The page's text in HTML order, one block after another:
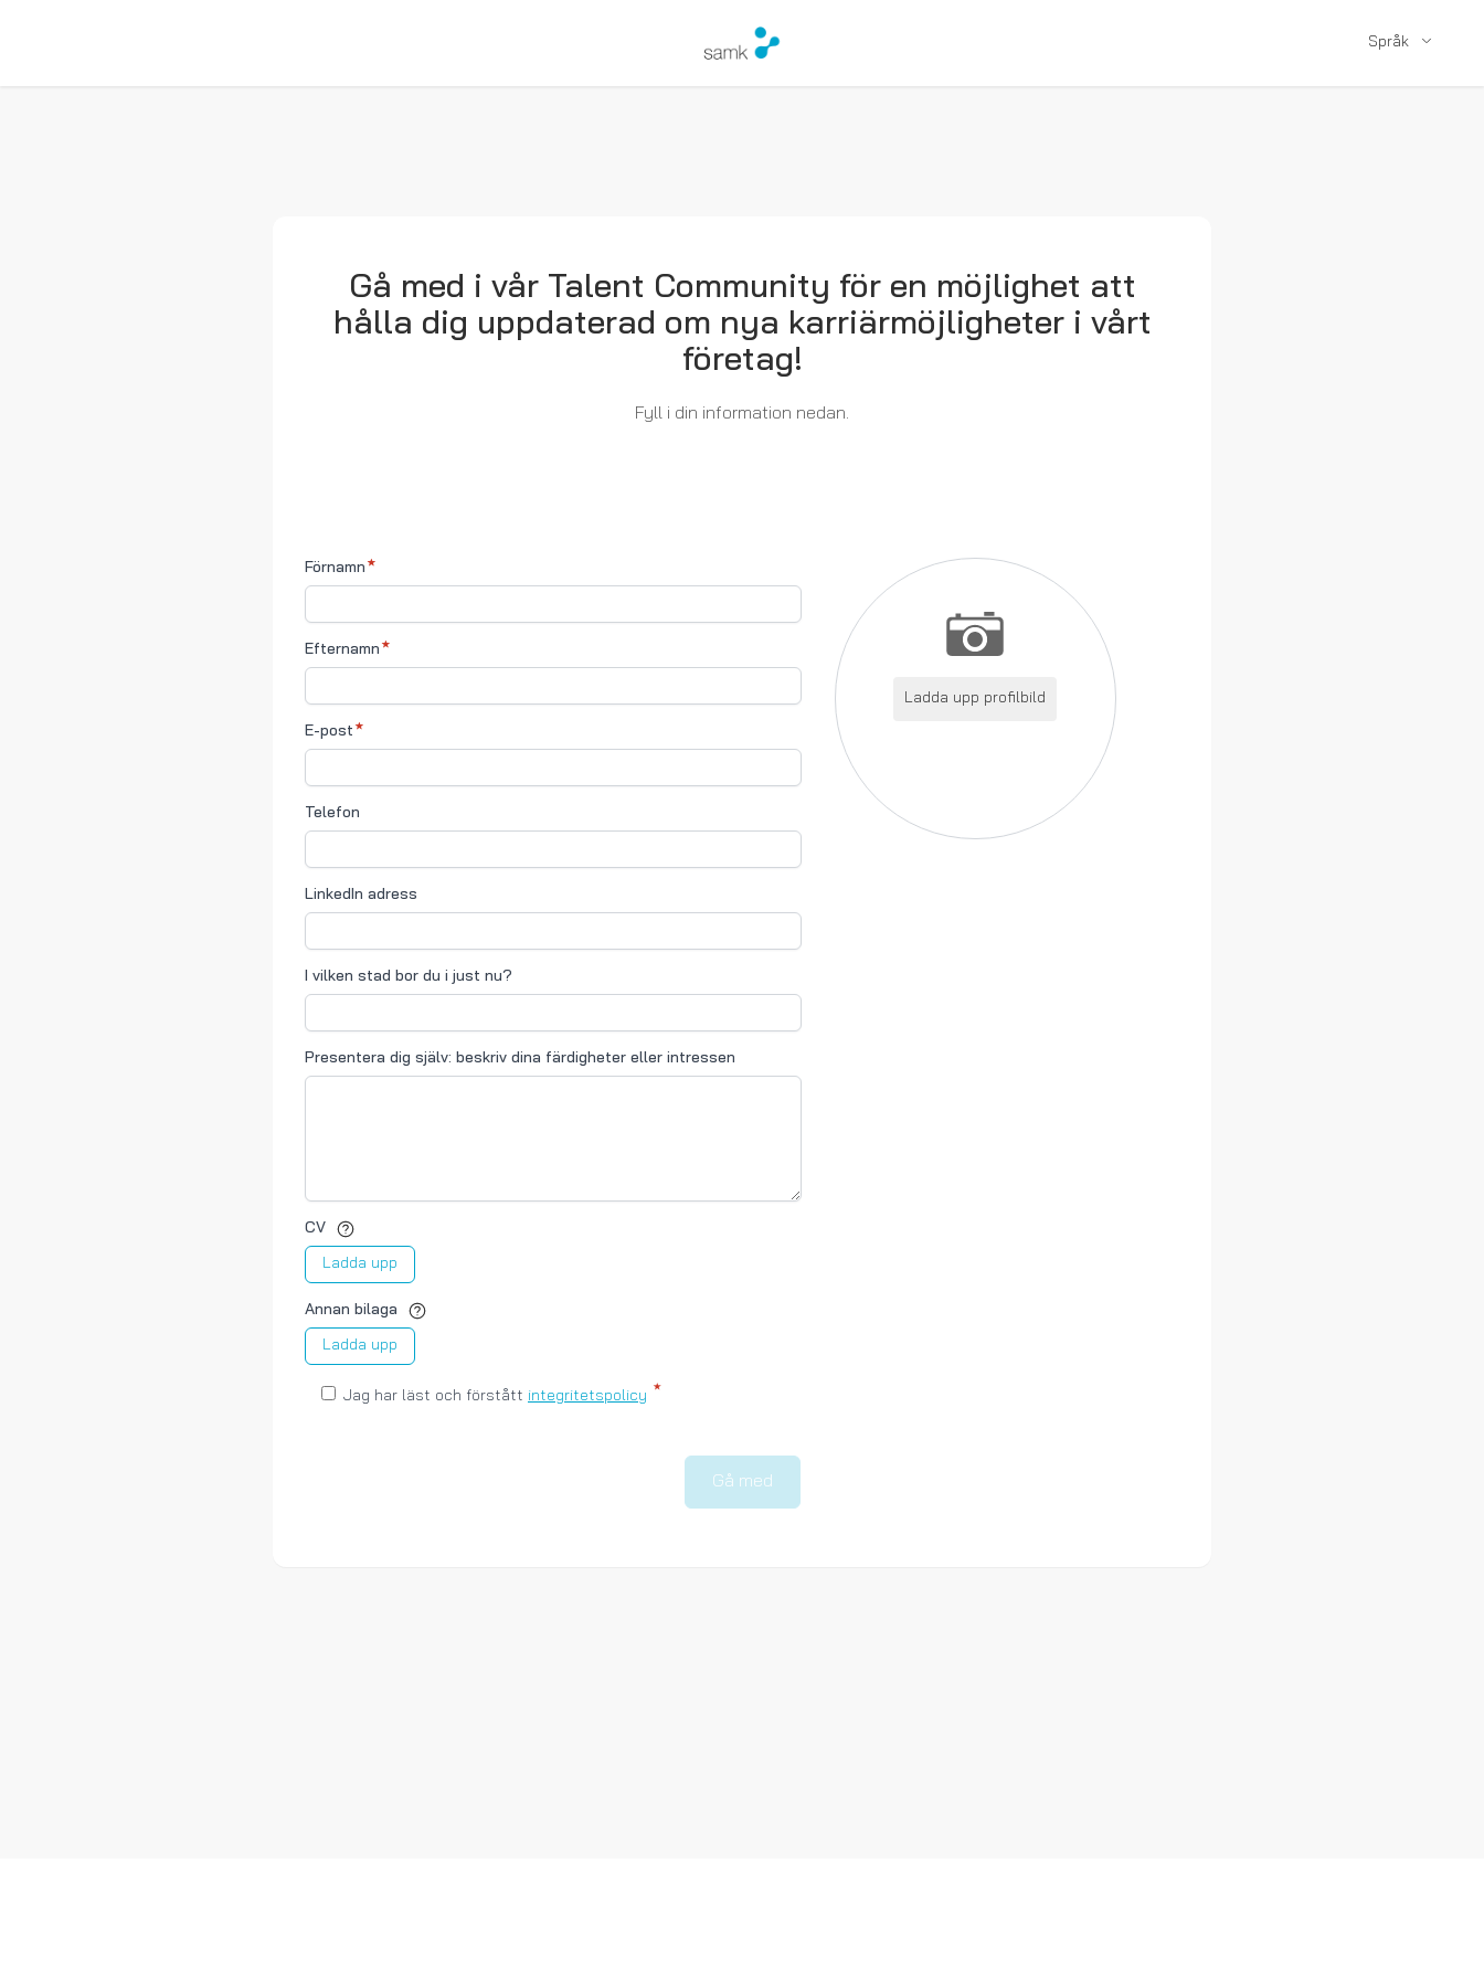
Språk
Gå med i vår Talent Community för en möjlighet att
hålla dig uppdaterad om nya karriärmöjligheter i vårt
företag!
Fyll i din information nedan.
Förnamn
Efternamn
E-post
Telefon
LinkedIn adress
I vilken stad bor du i just nu?
Presentera dig själv: beskriv dina färdigheter eller intressen
CV
Ladda upp
Annan bilaga
Ladda upp
Jag har läst och förstått integritetspolicy
Ladda upp profilbild